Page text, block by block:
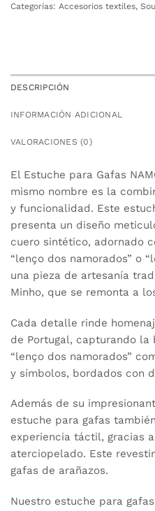
Categorías: Accesorios textiles,
DESCRIPCIÓN
INFORMACIÓN ADICIONAL
VALORACIONES (0)
El Estuche para Gafas
mismo nombre es la
y funcionalidad. Este
presenta un diseño
cuero sintético, adornado
“lenço dos namorados” o
una pieza de artesanía
Minho, que se remonta a
Cada detalle rinde
de Portugal, capturando
“lenço dos namorados”
y símbolos, bordados con
Además de su
estuche para gafas
experiencia táctil, gracias
aterciopelado. Este
gafas de arañazos.
Nuestro estuche para